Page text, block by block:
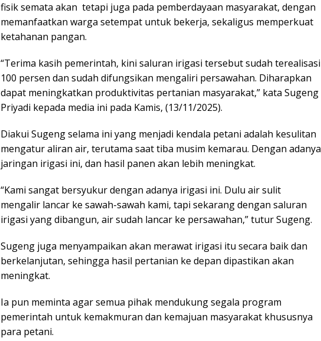
fisik semata akan tetapi juga pada pemberdayaan masyarakat, dengan
memanfaatkan warga setempat untuk bekerja, sekaligus memperkuat
ketahanan pangan.
“Terima kasih pemerintah, kini saluran irigasi tersebut sudah terealisasi
100 persen dan sudah difungsikan mengaliri persawahan. Diharapkan
dapat meningkatkan produktivitas pertanian masyarakat,” kata Sugeng
Priyadi kepada media ini pada Kamis, (13/11/2025).
Diakui Sugeng selama ini yang menjadi kendala petani adalah kesulitan
mengatur aliran air, terutama saat tiba musim kemarau. Dengan adanya
jaringan irigasi ini, dan hasil panen akan lebih meningkat.
“Kami sangat bersyukur dengan adanya irigasi ini. Dulu air sulit
mengalir lancar ke sawah-sawah kami, tapi sekarang dengan saluran
irigasi yang dibangun, air sudah lancar ke persawahan,” tutur Sugeng.
Sugeng juga menyampaikan akan merawat irigasi itu secara baik dan
berkelanjutan, sehingga hasil pertanian ke depan dipastikan akan
meningkat.
Ia pun meminta agar semua pihak mendukung segala program
pemerintah untuk kemakmuran dan kemajuan masyarakat khususnya
para petani.